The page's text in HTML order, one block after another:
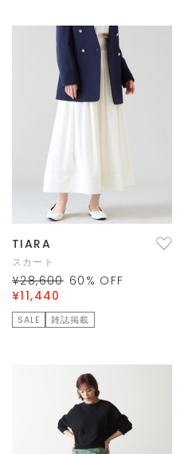
TIARA
スカート
¥28,600 60 % OFF
¥11,440
SALE 雑誌掲載